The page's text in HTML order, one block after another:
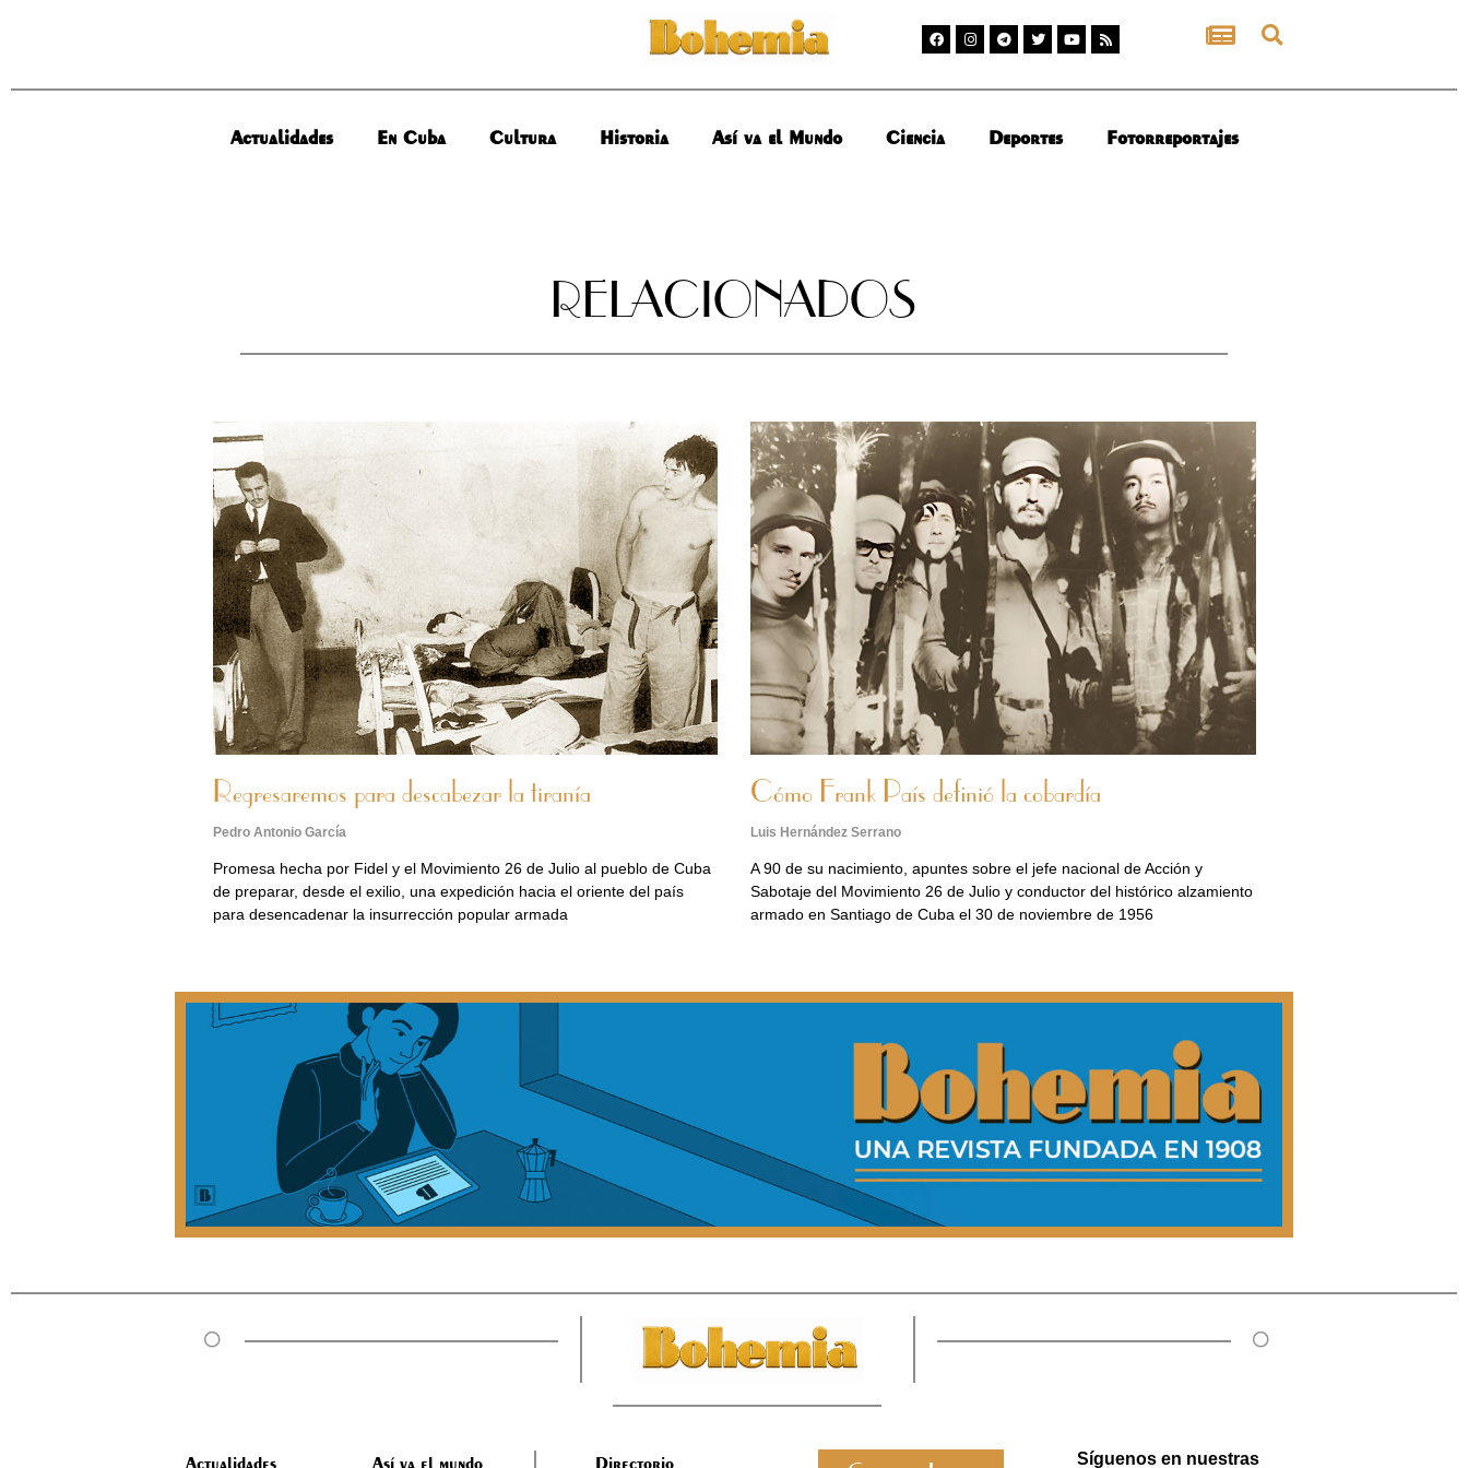
Actualidades En Cuba Cultura Historia Así va el Mundo Ciencia Deportes Fotorreportajes
RELACIONADOS
Regresaremos para descabezar la tiranía
Pedro Antonio García
Promesa hecha por Fidel y el Movimiento 26 de Julio al pueblo de Cuba
de preparar, desde el exilio, una expedición hacia el oriente del país
para desencadenar la insurrección popular armada
Cómo Frank País definió la cobardía
Luis Hernández Serrano
A 90 de su nacimiento, apuntes sobre el jefe nacional de Acción y
Sabotaje del Movimiento 26 de Julio y conductor del histórico alzamiento
armado en Santiago de Cuba el 30 de noviembre de 1956
Actualidades Así va el mundo Directorio
Síguenos en nuestras